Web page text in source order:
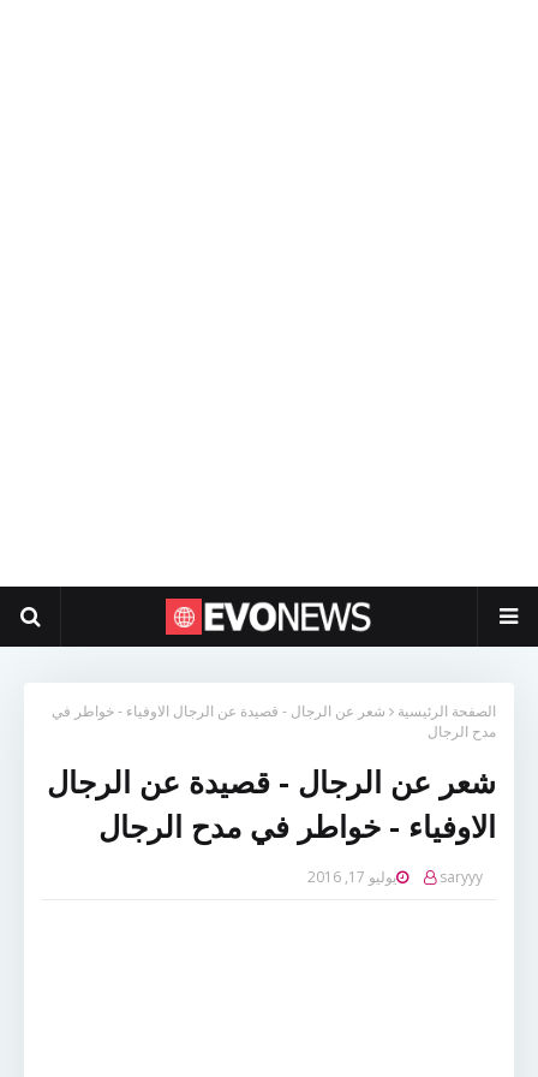
الصفحة الرئيسية
شعر عن الرجال - قصيدة عن الرجال الاوفياء - خواطر في
مدح الرجال
شعر عن الرجال - قصيدة عن الرجال
الاوفياء - خواطر في مدح الرجال
saryyy يوليو 17, 2016